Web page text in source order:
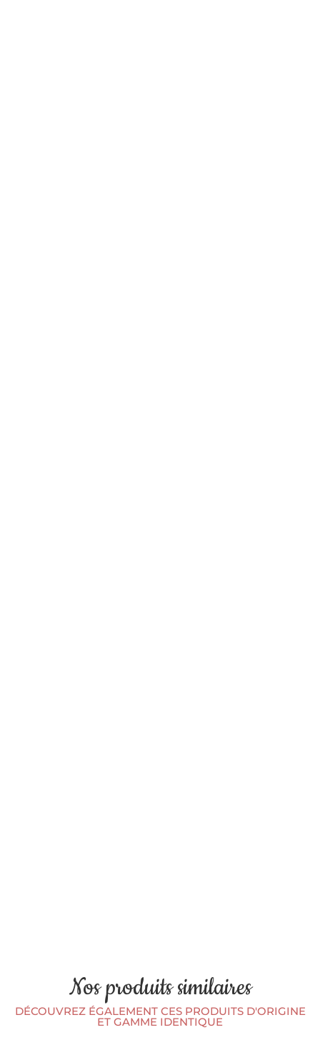
Nos produits similaires
DÉCOUVREZ ÉGALEMENT CES PRODUITS D'ORIGINE
ET GAMME IDENTIQUE